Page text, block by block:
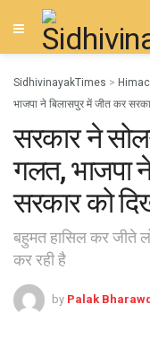
SidhivinayakTimes >
भाजपा ने बिलासपुर में जीत कर
सरकार ने
गलत, भाजपा
सरकार को
बहुमत हासिल कर जीते
कर रही है
by Palak